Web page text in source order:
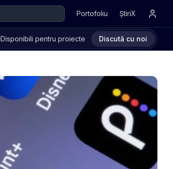
Portofoliu ȘtiriX
Disponibili pentru proiecte Discută cu noi